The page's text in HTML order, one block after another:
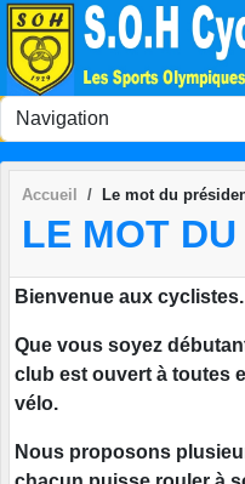
Accueil Le mot du
LE MOT
Bienvenue aux cyclistes.
Que vous soyez
club est ouvert à toutes
vélo.
Nous proposons
Panneau de gestion des